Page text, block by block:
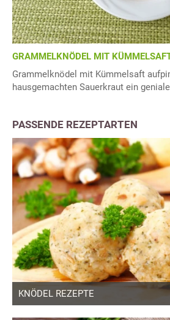
GRAMMELKNÖDEL MIT
Grammelknödel mit Kümmelsaft
hausgemachten Sauerkraut ein
PASSENDE REZEPTARTEN
KNÖDEL REZEPTE